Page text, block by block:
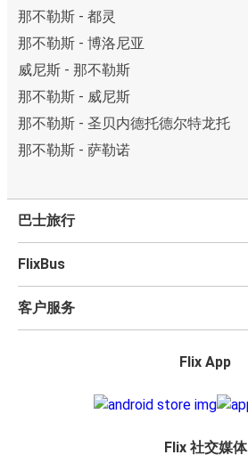
那不勒斯 - 都灵
那不勒斯 - 博洛尼亚
威尼斯 - 那不勒斯
那不勒斯 - 威尼斯
那不勒斯 - 圣贝内德托德尔特龙托
那不勒斯 - 萨勒诺
巴士旅行
FlixBus
客户服务
Flix App
Flix 社交媒体